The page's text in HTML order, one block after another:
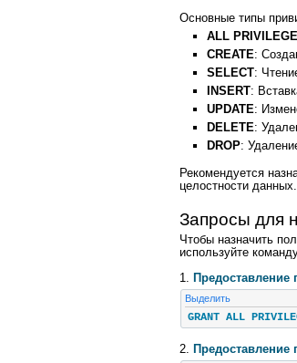
Основные типы
ALL
CREATE:
SELECT:
INSERT:
UPDATE:
DELETE:
DROP:
Рекомендуется
целостности данных.
Запросы для
Чтобы назначить
используйте
1. Предоставление
Выделить
GRANT ALL
2.